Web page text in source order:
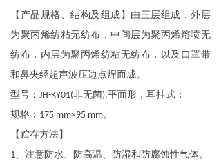
【产品规格、结构及组成】由三层组成，外层
为聚丙烯纺粘无纺布，中间层为聚丙烯熔喷无
纺布，内层为聚丙烯纺粘无纺布，以及口罩带
和鼻夹经超声波压边点焊而成。
型号： JH-KY01(非无菌),平面形，耳挂式；
规格： 175 mm×95 mm。
【贮存方法】
1、注意防水、防高温、防湿和防腐蚀性气体。